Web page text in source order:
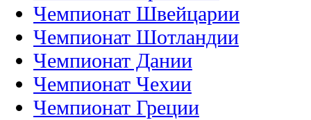
Чемпионат Швейцарии
Чемпионат Шотландии
Чемпионат Дании
Чемпионат Чехии
Чемпионат Греции